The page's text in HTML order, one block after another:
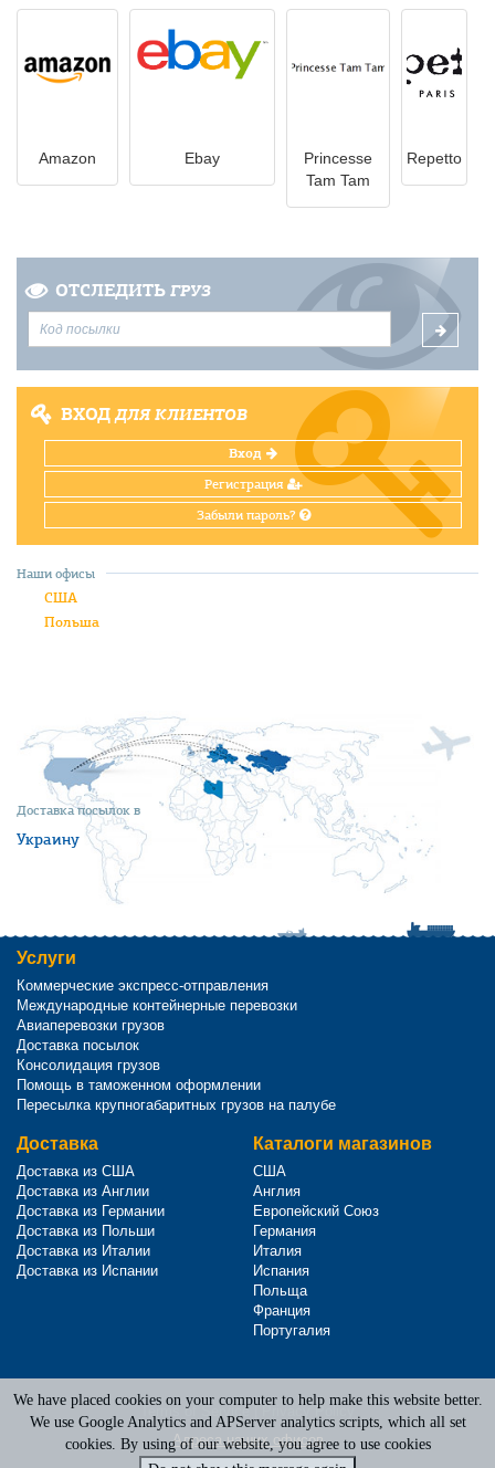
Amazon Ebay
Princesse
Tam Tam
Repetto
ОТСЛЕДИТЬ ГРУЗ
ВХОДДЛЯ КЛИЕНТОВ
Вход
Регистрация
Забыли пароль?
Доставка посылок в
Украину
Наши офисы
США
Польша
Услуги
Коммерческие экспресс-отправления
Международные контейнерные перевозки
Авиаперевозки грузов
Доставка посылок
Консолидация грузов
Помощь в таможенном оформлении
Пересылка крупногабаритных грузов на палубе
Доставка
Доставка из США
Доставка из Англии
Доставка из Германии
Доставка из Польши
Доставка из Италии
Доставка из Испании
Каталоги магазинов
США
Англия
Европейский Союз
Германия
Италия
Испания
Польща
Франция
Португалия
Terms of Service
Privacy Policy
Адреса наших офисов
We have placed cookies on your computer to help make this website better.
We use Google Analytics and APServer analytics scripts, which all set
cookies. By using of our website, you agree to use cookies